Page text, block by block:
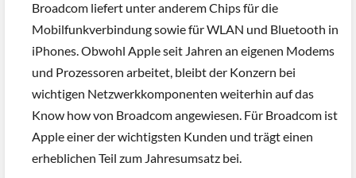
Broadcom liefert unter anderem Chips für die
Mobilfunkverbindung sowie für WLAN und Bluetooth in
iPhones. Obwohl Apple seit Jahren an eigenen Modems
und Prozessoren arbeitet, bleibt der Konzern bei
wichtigen Netzwerkkomponenten weiterhin auf das
Know how von Broadcom angewiesen. Für Broadcom ist
Apple einer der wichtigsten Kunden und trägt einen
erheblichen Teil zum Jahresumsatz bei.